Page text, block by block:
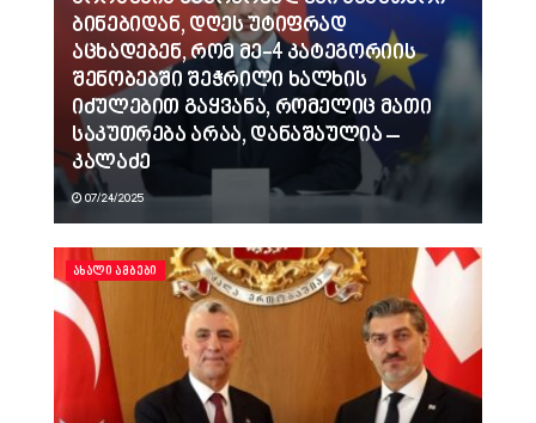
ბინებიდან, დღეს უტიფრად
აცხადებენ, რომ მე-4 კატეგორიის
შენობებში შეჭრილი ხალხის
იძულებით გაყვანა, რომელიც მათი
საკუთრება არაა, დანაშაულია –
კალაძე
07/24/2025
ᲐᲮᲐᲚᲘ ᲐᲛᲑᲔᲑᲘ